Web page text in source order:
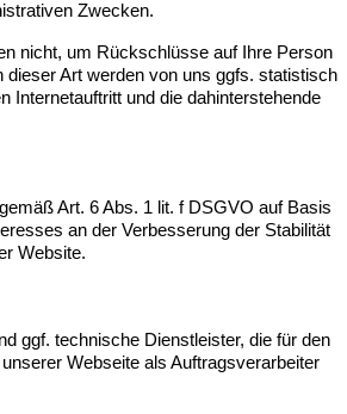
Zwecken.
nicht, um Rückschlüsse auf Ihre Person
dieser Art werden von uns ggfs. statistisch
Internetauftritt und die dahinterstehende
Art. 6 Abs. 1 lit. f DSGVO auf Basis
an der Verbesserung der Stabilität
Website.
ggf. technische Dienstleister, die für den
Webseite als Auftragsverarbeiter